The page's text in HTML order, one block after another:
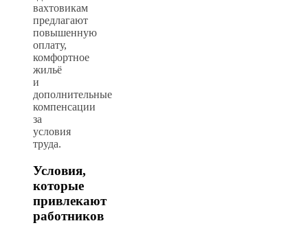
вахтовикам
предлагают
повышенную
оплату,
комфортное
жильё
и
дополнительные
компенсации
за
условия
труда.
Условия,
которые
привлекают
работников